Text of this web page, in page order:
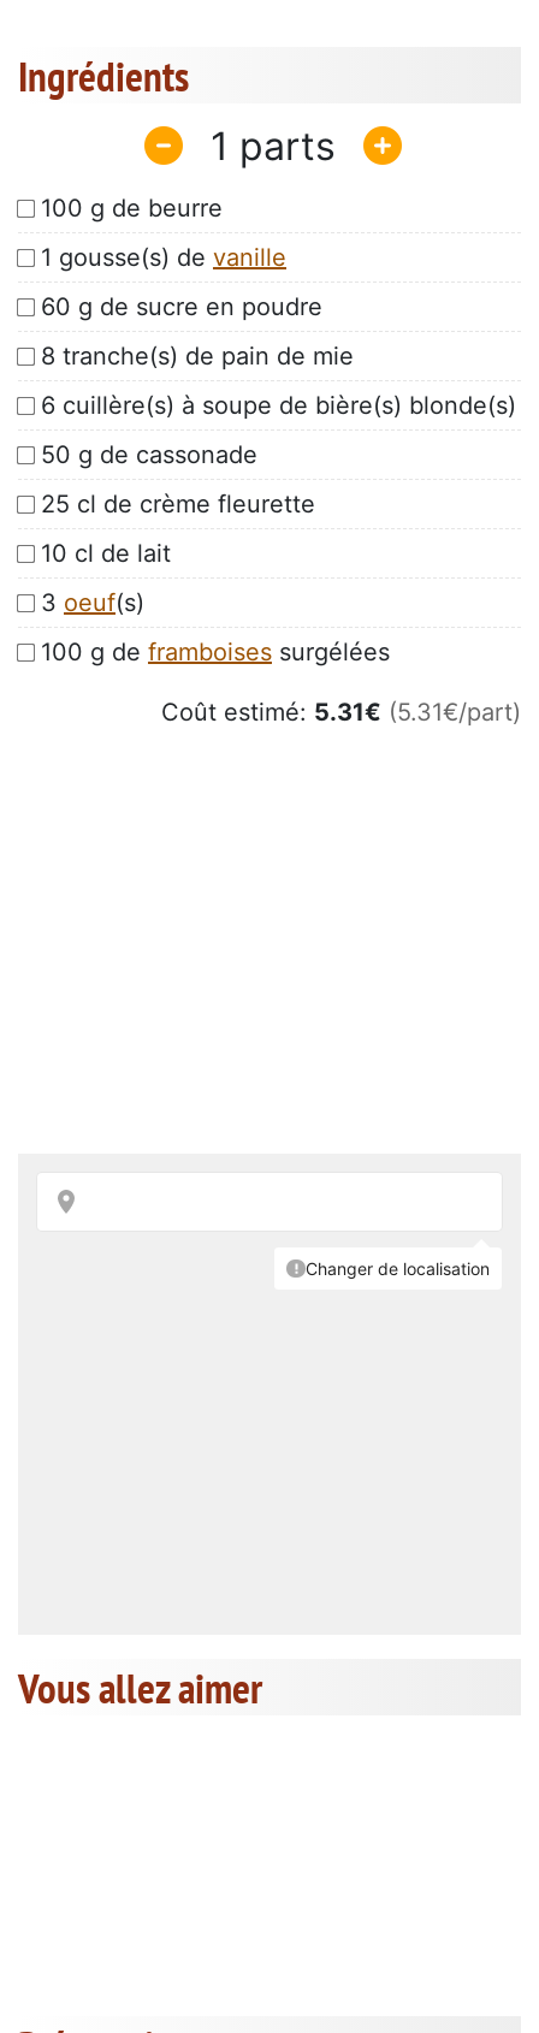
Ingrédients
1
100 g de beurre
1 gousse(s) de vanille
60 g de sucre en poudre
8 tranche(s) de pain de mie
6 cuillère(s) à soupe de bière(s) blonde(s)
50 g de cassonade
25 cl de crème fleurette
10 cl de lait
3 oeuf(s)
100 g de framboises surgélées
Coût estimé: 5.31€ (5.31€/part)
Vous allez aimer